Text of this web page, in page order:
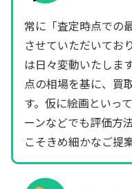
常に「査定時点での
させていただいてお
は日々変動いたしま
点の相場を基に、買
す。仮に絵画といっ
ーンなどでも評価方
こそきめ細かなご提